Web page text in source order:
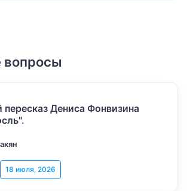
вопросы
пересказ Дениса Фонвизина
18 июля, 2026